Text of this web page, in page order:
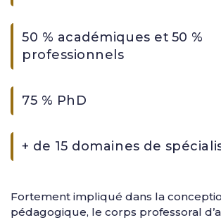
50 % académiques et 50 %
professionnels
75 % PhD
+ de 15 domaines de
Fortement impliqué dans la
pédagogique, le corps professoral